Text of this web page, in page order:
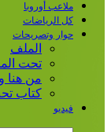
ملاعب أوروبا
كل الرياضات
حوار وتصريحات
الملف
تحت
من هنا
كتاب
فيديو